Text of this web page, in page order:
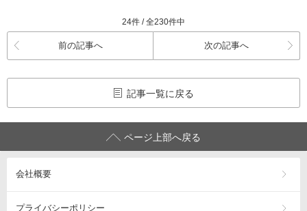
24件 / 全230件中
前の記事へ 次の記事へ
記事一覧に戻る
ページ上部へ戻る
会社概要
プライバシーポリシー